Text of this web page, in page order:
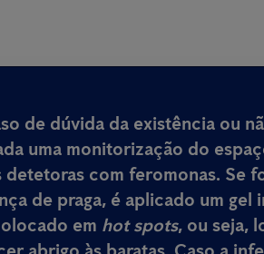
de dúvida da existência ou
uma monitorização do
detetoras com feromonas. Se
de praga, é aplicado um gel
em hot spots, ou seja,